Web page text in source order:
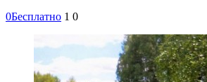
0Бесплатно 1 0